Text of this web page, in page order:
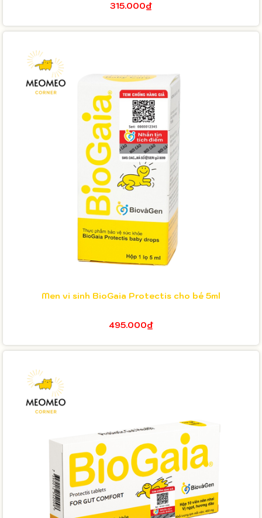
315.000₫
Men vi sinh BioGaia Protectis cho bé 5ml
495.000₫